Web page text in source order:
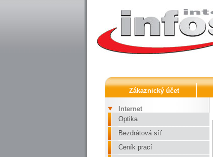
Zákaznický účet
Internet
Optika
Bezdrátová síť
Ceník prací